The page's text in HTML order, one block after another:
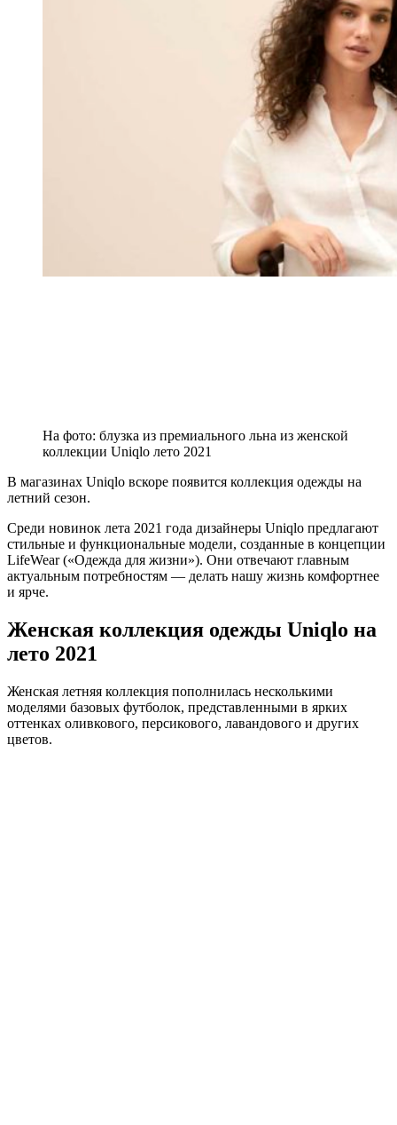
На фото: блузка из премиального льна из женской
коллекции Uniqlo лето 2021
В магазинах Uniqlo вскоре появится коллекция одежды на
летний сезон.
Среди новинок лета 2021 года дизайнеры Uniqlo предлагают
стильные и функциональные модели, созданные в концепции
LifeWear («Одежда для жизни»). Они отвечают главным
актуальным потребностям — делать нашу жизнь комфортнее
и ярче.
Женская коллекция одежды Uniqlo на
лето 2021
Женская летняя коллекция пополнилась несколькими
моделями базовых футболок, представленными в ярких
оттенках оливкового, персикового, лавандового и других
цветов.